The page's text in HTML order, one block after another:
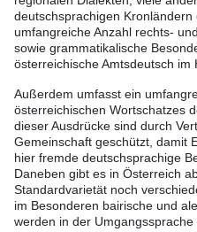
deutschsprachigen
umfangreiche Anzahl rechts-
sowie grammatikalische
österreichische Amtsdeutsch im
Außerdem umfasst ein
österreichischen Wortschatzes
dieser Ausdrücke sind durch
Gemeinschaft geschützt, damit
hier fremde deutschsprachige
Daneben gibt es in Österreich
Standardvarietät noch
im Besonderen bairische und
werden in der